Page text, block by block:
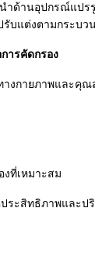
ด้านอุปกรณ์แปร
รับแต่งตามกระบ
ารคัดกรอง
งกายภาพและคุณ
ที่เหมาะสม
ประสิทธิภาพและป